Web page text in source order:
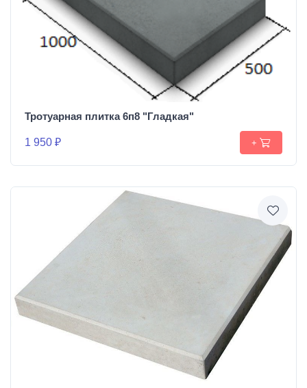
Тротуарная плитка 6п8 "Гладкая"
1 950 ₽ +